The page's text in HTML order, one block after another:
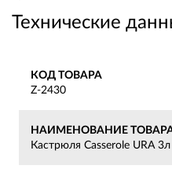
Технические
КОД ТОВАРА
Z-2430
НАИМЕНОВАНИЕ
Кастрюля Casserole URA